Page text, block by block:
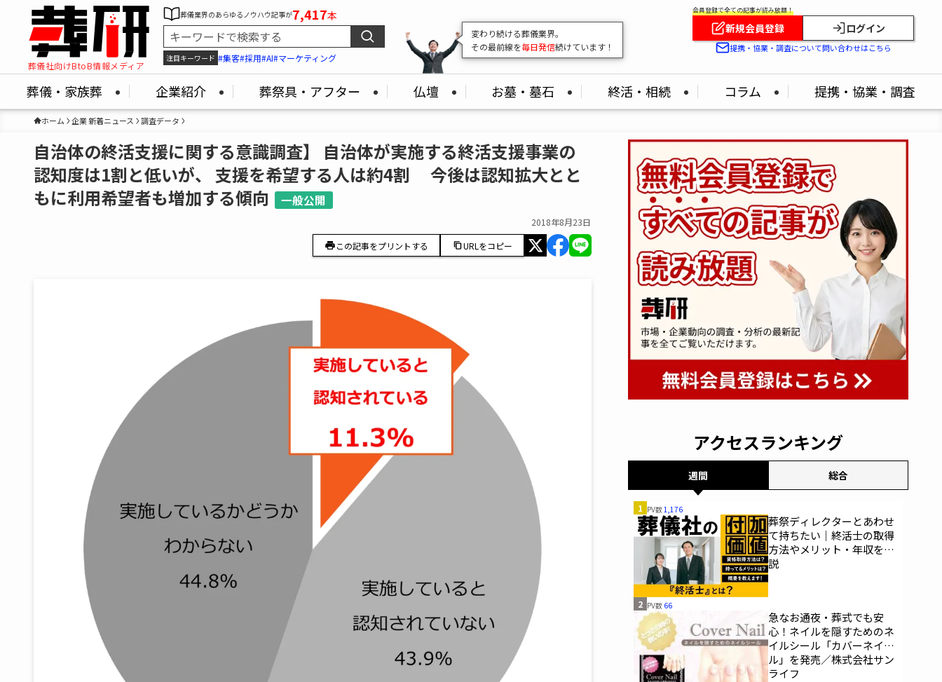
葬儀社向けBtoB情報メディア
葬儀業界のあらゆるノウハウ記事が7,417本
注目キーワード #集客#採用#AI#マーケティング
変わり続ける葬儀業界。
その最前線を毎日発信続けています！
会員登録で全ての記事が読み放題！
新規会員登録 ログイン
提携・協業・調査について問い合わせはこちら
葬儀・家族葬 企業紹介 葬祭具・アフター 仏壇 お墓・墓石 終活・相続 コラム 提携・協業・調査
ホーム 企業 新着ニュース 調査データ
自治体の終活支援に関する意識調査】 自治体が実施する終活支援事業の
認知度は1割と低いが、 支援を希望する人は約4割 今後は認知拡大とと
もに利用希望者も増加する傾向
一般公開
2018年8月23日
この記事をプリントする
URLをコピー
アクセスランキング
週間 総合
1 PV数1,176
葬祭ディレクターとあわせ
て持ちたい｜終活士の取得
方法やメリット・年収を解
説
2 PV数 66
急なお通夜・葬式でも安
心！ネイルを隠すためのネ
イルシール「カバーネイ
ル」を発売／株式会社サン
ライフ